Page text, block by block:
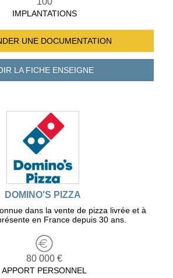
IMPLANTATIONS
UNE DOCUMENTATION
LA FICHEENSEIGNE
DOMINO'S PIZZA
dans la vente de pizza livrée et à
en France depuis 30 ans.
80 000 €
APPORT PERSONNEL